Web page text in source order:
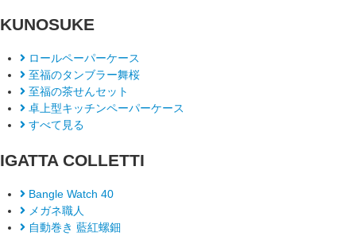
KUNOSUKE
ロールペーパーケース
至福のタンブラー舞桜
至福の茶せんセット
卓上型キッチンペーパーケース
すべて見る
IGATTA COLLETTI
Bangle Watch 40
メガネ職人
自動巻き 藍紅螺鈿